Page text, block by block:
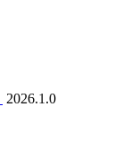
2026.1.0